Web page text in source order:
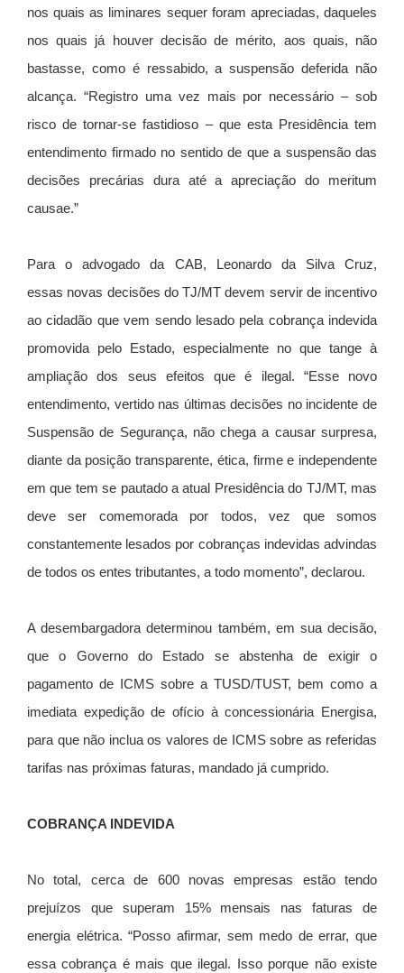
nos quais as liminares sequer foram apreciadas, daqueles
nos quais já houver decisão de mérito, aos quais, não
bastasse, como é ressabido, a suspensão deferida não
alcança. “Registro uma vez mais por necessário – sob
risco de tornar-se fastidioso – que esta Presidência tem
entendimento firmado no sentido de que a suspensão das
decisões precárias dura até a apreciação do meritum
causae.”
Para o advogado da CAB, Leonardo da Silva Cruz,
essas novas decisões do TJ/MT devem servir de incentivo
ao cidadão que vem sendo lesado pela cobrança indevida
promovida pelo Estado, especialmente no que tange à
ampliação dos seus efeitos que é ilegal. “Esse novo
entendimento, vertido nas últimas decisões no incidente de
Suspensão de Segurança, não chega a causar surpresa,
diante da posição transparente, ética, firme e independente
em que tem se pautado a atual Presidência do TJ/MT, mas
deve ser comemorada por todos, vez que somos
constantemente lesados por cobranças indevidas advindas
de todos os entes tributantes, a todo momento”, declarou.
A desembargadora determinou também, em sua decisão,
que o Governo do Estado se abstenha de exigir o
pagamento de ICMS sobre a TUSD/TUST, bem como a
imediata expedição de ofício à concessionária Energisa,
para que não inclua os valores de ICMS sobre as referidas
tarifas nas próximas faturas, mandado já cumprido.
COBRANÇA INDEVIDA
No total, cerca de 600 novas empresas estão tendo
prejuízos que superam 15% mensais nas faturas de
energia elétrica. “Posso afirmar, sem medo de errar, que
essa cobrança é mais que ilegal. Isso porque não existe